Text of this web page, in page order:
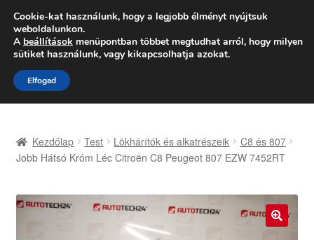
SZÁLLÍTÁS 2618 Ft-tól
Hétfő-Péntek 9:00–16:0006 80 088 054
Ugrás
a
navigációhoz
Kilépés
a
tartalomba
Adatvédelmi irányelvek
Kezdőlap Test Lökhárítók és alkatrészeik
C8 és 807
Jobb Hátsó Króm Léc Citroën C8 Peugeot 807 EZW 7452RT
Cookie-kat használunk, hogy a legjobb élményt nyújtsuk
weboldalunkon.
A beállítások menüpontban többet megtudhat arról, hogy milyen
sütiket használunk, vagy kikapcsolhatja azokat.
Elfogad